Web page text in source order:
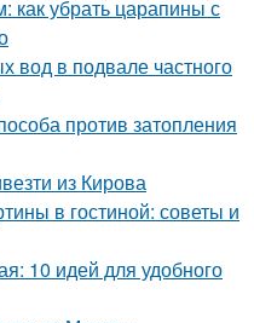
как убрать царапины с
вод в подвале частного
против затопления
из Кирова
в гостиной: советы и
10 идей для удобного